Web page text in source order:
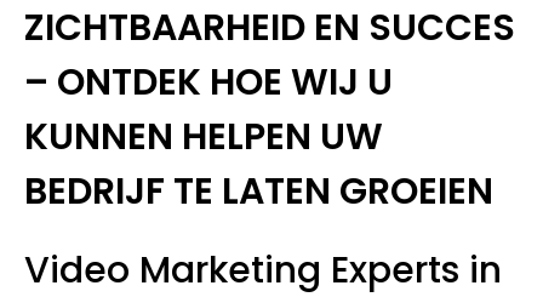
ZICHTBAARHEID EN SUCCES
– ONTDEK HOE WIJ U
KUNNEN HELPEN UW
BEDRIJF TE LATEN GROEIEN
Video Marketing Experts in